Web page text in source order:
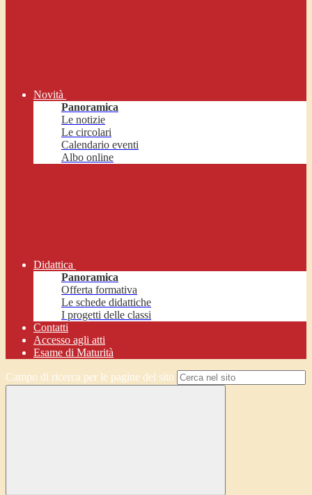
Novità
Panoramica
Le notizie
Le circolari
Calendario eventi
Albo online
Didattica
Panoramica
Offerta formativa
Le schede didattiche
I progetti delle classi
Contatti
Accesso agli atti
Esame di Maturità
Campo di ricerca per le pagine del sito